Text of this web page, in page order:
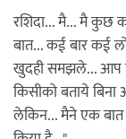
रशिदा... मै... मै कुछ
बात... कई बार कई
खुदही समझले... आप
किसीको बताये
लेकिन... मैने एक बात